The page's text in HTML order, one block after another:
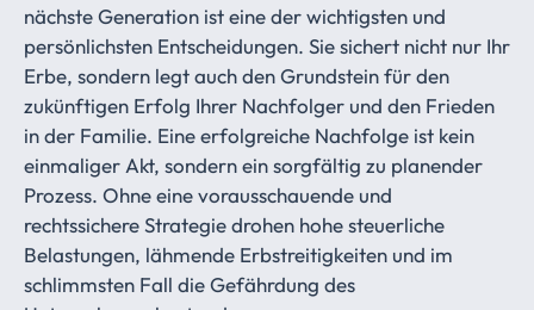
nächste Generation ist eine der wichtigsten und
persönlichsten Entscheidungen. Sie sichert nicht nur Ihr
Erbe, sondern legt auch den Grundstein für den
zukünftigen Erfolg Ihrer Nachfolger und den Frieden
in der Familie. Eine erfolgreiche Nachfolge ist kein
einmaliger Akt, sondern ein sorgfältig zu planender
Prozess. Ohne eine vorausschauende und
rechtssichere Strategie drohen hohe steuerliche
Belastungen, lähmende Erbstreitigkeiten und im
schlimmsten Fall die Gefährdung des